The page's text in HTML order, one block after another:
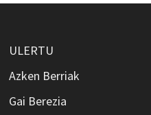
ULERTU
Azken Berriak
Gai Berezia